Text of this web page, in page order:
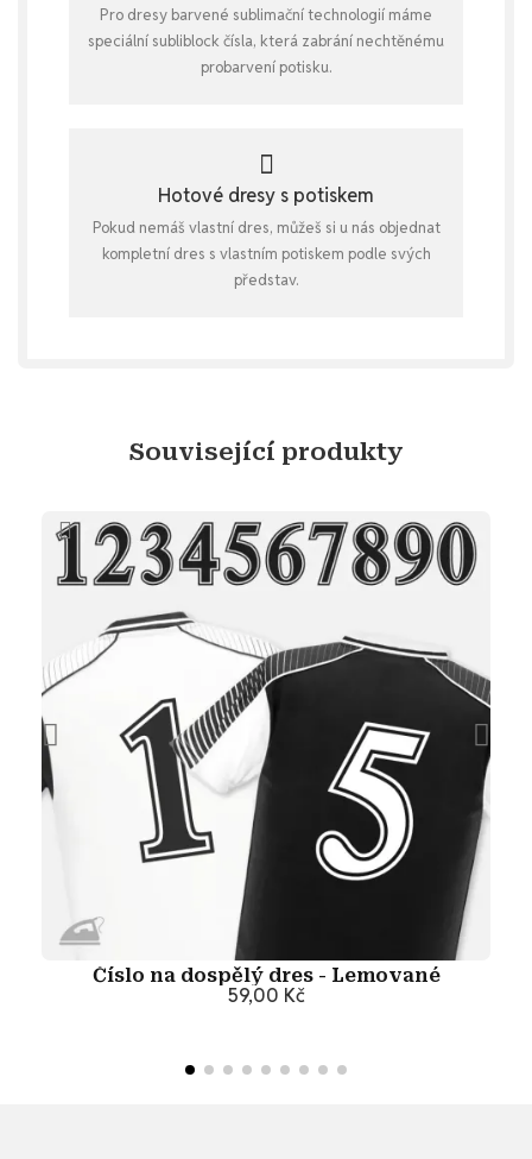
Pro dresy barvené sublimační technologií máme
speciální subliblock čísla, která zabrání nechtěnému
probarvení potisku.
Hotové dresy s potiskem
Pokud nemáš vlastní dres, můžeš si u nás objednat
kompletní dres s vlastním potiskem podle svých
představ.
Související produkty
Číslo na dospělý dres - Lemované
59,00 Kč
Přidat do košíku